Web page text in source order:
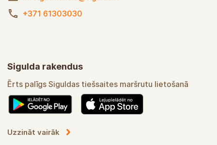
+371 61303030
Sigulda rakendus
Ērts palīgs Siguldas tiešsaites maršrutu lietošanā
Uzzināt vairāk